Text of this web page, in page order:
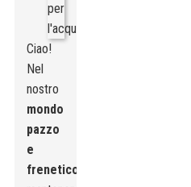
Ciao!
Nel
nostro
mondo
pazzo
e
frenetico